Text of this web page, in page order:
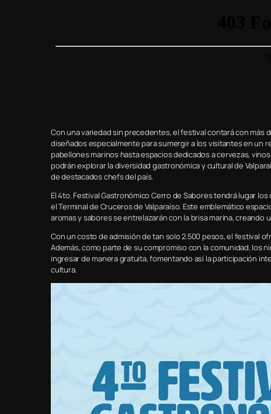
Con una variedad sin precedentes, el festival contará con
diseñados especialmente para sumergir a los visitantes en un
pabellones marinos hasta espacios dedicados a cervezas,
podrán explorar la diversidad gastronómica y cultural de
de destacados chefs del país.
El 4to. Festival Gastronómico Cerro de Sabores tendrá lugar
el Terminal de Cruceros de Valparaíso. Este emblemático
aromas y sabores se entrelazarán con la brisa marina,
Con un costo de admisión de tan solo 2.500 pesos, el festival
Además, como parte de su compromiso con la comunidad, los
ingresar de manera gratuita, fomentando así la participación
cultura.